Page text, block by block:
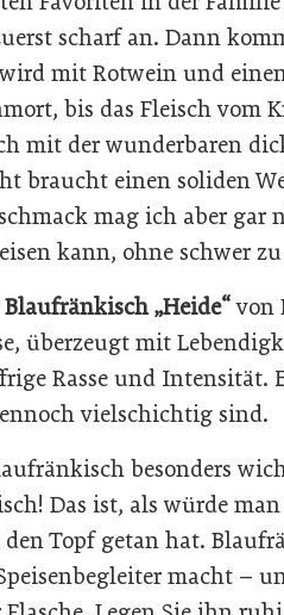
scharf an. Dann
mit Rotwein und
bis das Fleisch vom
mit der wunderbaren
braucht einen soliden
mag ich aber gar
kann, ohne schwer
„Heide“von
überzeugt mit
Rasse und Intensität.
vielschichtig sind.
besonders
Das ist, als würde
Topf getan hat.
macht –